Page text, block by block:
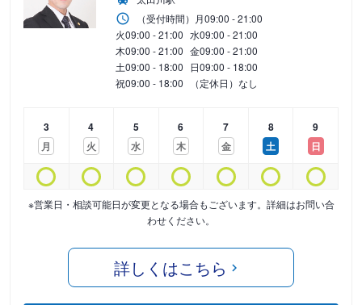
（受付時間） 月09:00 - 21:00
火09:00 - 21:00 水09:00 - 21:00
木09:00 - 21:00 金09:00 - 21:00
土09:00 - 18:00 日09:00 - 18:00
祝09:00 - 18:00 （定休日）なし
3
月
4
火
5
水
6
木
7
金
8
土
9
日
※営業日・相談可能日が変更となる場合もございます。詳細はお問い合
わせください。
詳しくはこちら